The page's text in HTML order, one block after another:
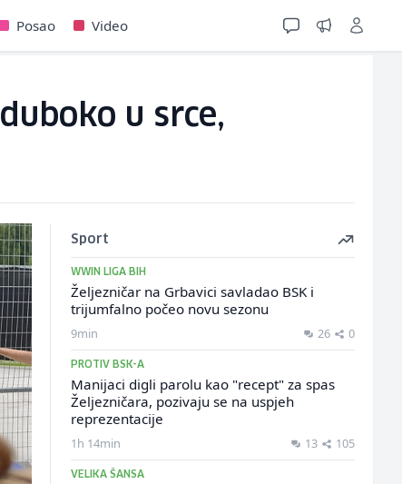
Posao Video
u srce,
Sport
WWIN LIGA BIH
Željezničar na Grbavici savladao BSK i
trijumfalno počeo novu sezonu
9min 26 0
PROTIV BSK-A
Manijaci digli parolu kao "recept" za spas
Željezničara, pozivaju se na uspjeh
reprezentacije
1h 14min 13 105
VELIKA ŠANSA